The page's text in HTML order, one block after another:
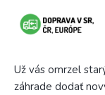
Už vás omrzel
záhrade dodať